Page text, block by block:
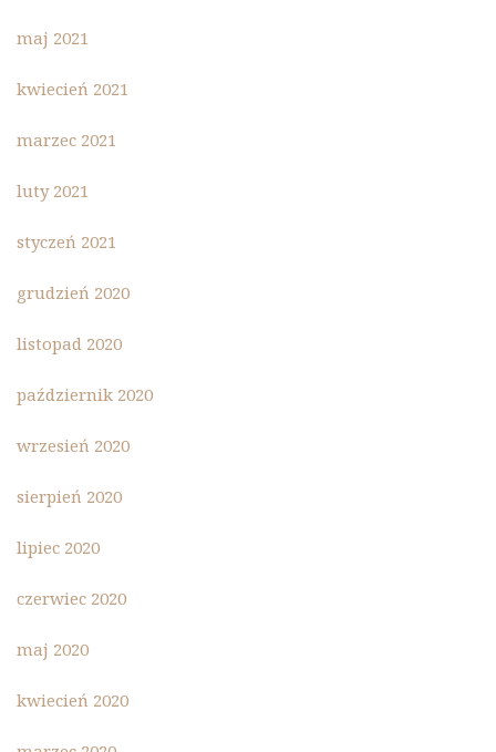
maj 2021
kwiecień 2021
marzec 2021
luty 2021
styczeń 2021
grudzień 2020
listopad 2020
październik 2020
wrzesień 2020
sierpień 2020
lipiec 2020
czerwiec 2020
maj 2020
kwiecień 2020